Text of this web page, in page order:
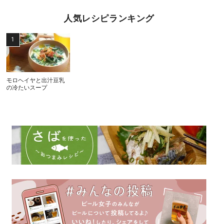
人気レシピランキング
モロヘイヤと出汁豆乳
の冷たいスープ